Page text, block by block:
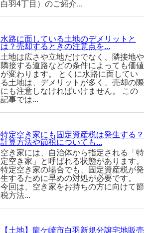
白羽4丁目）のご紹介...
水路に面している土地のデメリットと
は？売却するときの注意点を...
土地は広さや立地だけでなく、隣接地や
隣接する道路などの条件によっても価値
が変わります。 とくに水路に面してい
る土地は、デメリットが多く、売却の際
にも注意しなければいけません。 この
記事では...
特定空き家にも固定資産税は発生する？
計算方法や節税についても...
空き家には、自治体から指定される「特
定空き家」と呼ばれる状態があります。
特定空き家の場合でも、固定資産税が発
生するために早めの対処が必要です。
今回は、空き家をお持ちの方に向けて節
税方法...
【土地】龍ケ崎市白羽新規分譲宅地販売